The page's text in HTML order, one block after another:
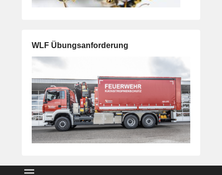
WLF Übungsanforderung